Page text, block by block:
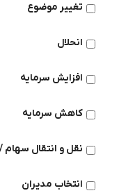
تغییر موضوع
انحلال
افزایش سرمایه
کاهش سرمایه
نقل و انتقال سهام
انتخاب مدیران